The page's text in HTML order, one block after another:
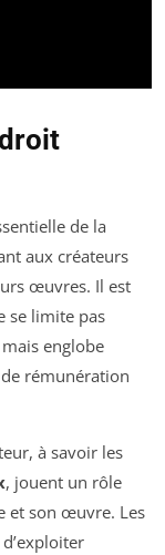
de la
aux créateurs
œuvres. Il est
se limite pas
englobe
rémunération
à savoir les
, jouent un rôle
et son œuvre. Les